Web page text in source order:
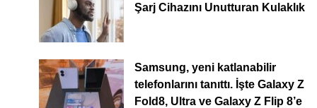
Şarj Cihazını Unutturan Kulaklık
Samsung, yeni katlanabilir
telefonlarını tanıttı. İşte Galaxy Z
Fold8, Ultra ve Galaxy Z Flip 8’e